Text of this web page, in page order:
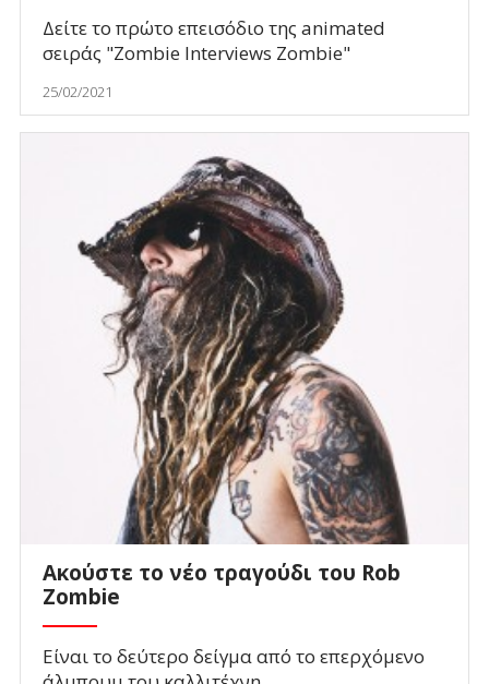
Δείτε το πρώτο επεισόδιο της animated
σειράς "Zombie Interviews Zombie"
25/02/2021
Ακούστε το νέο τραγούδι του Rob
Zombie
Είναι το δεύτερο δείγμα από το επερχόμενο